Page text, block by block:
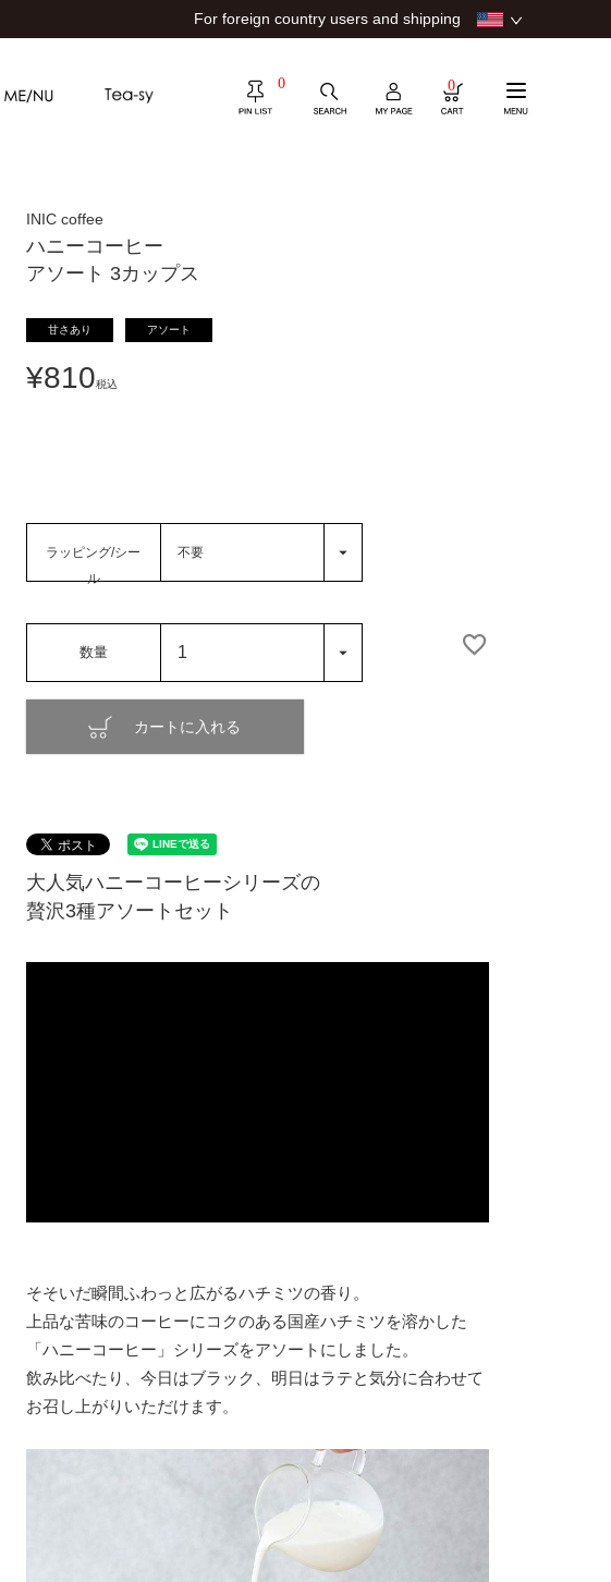
For foreign country users and shipping
0 0
INIC coffee
ハニーコーヒー
アソート 3カップス
甘さあり アソート
¥810税込
ラッピング/シー
ル
カートに入れる
大人気ハニーコーヒーシリーズの
贅沢3種アソートセット
そそいだ瞬間ふわっと広がるハチミツの香り。
上品な苦味のコーヒーにコクのある国産ハチミツを溶かした
「ハニーコーヒー」シリーズをアソートにしました。
飲み比べたり、今日はブラック、明日はラテと気分に合わせて
お召し上がりいただけます。